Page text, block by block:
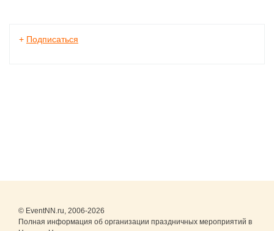
+ Подписаться
© EventNN.ru, 2006-2026
Полная информация об организации праздничных мероприятий в